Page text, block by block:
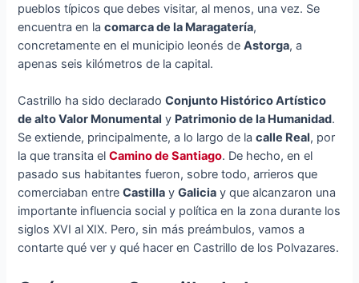
pueblos típicos que debes visitar, al menos, una vez. Se
encuentra en lacomarca de la Maragatería,
concretamente en el municipio leonés deAstorga, a
apenas seis kilómetros de la capital.
Castrillo ha sido declaradoConjunto Histórico Artístico
de alto Valor Monumental y Patrimonio de la Humanidad.
Se extiende, principalmente, a lo largo de lacalle Real, por
la que transita elCamino de Santiago. De hecho, en el
pasado sus habitantes fueron, sobre todo, arrieros que
comerciaban entreCastilla yGalicia y que alcanzaron una
importante influencia social y política en la zona durante los
siglos XVI al XIX. Pero, sin más preámbulos, vamos a
contarte qué ver y qué hacer en Castrillo de los Polvazares.